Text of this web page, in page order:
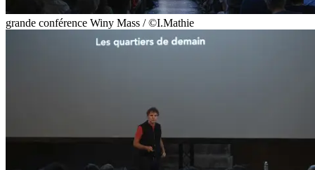
grande conférence Winy Mass / ©I.Mathie